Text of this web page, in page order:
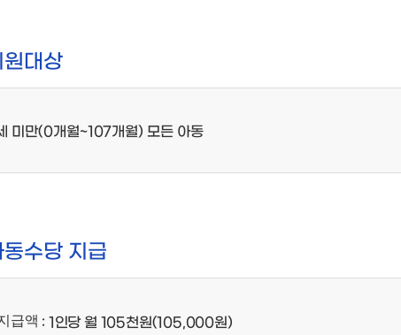
원대상
미만(0개월~107개월) 모든 아동
동수당 지급
급액 : 1인당 월 105천원(105,000원)